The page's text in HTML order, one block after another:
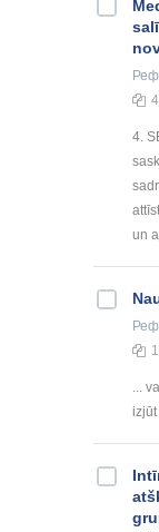
4.
un
...
izjūt